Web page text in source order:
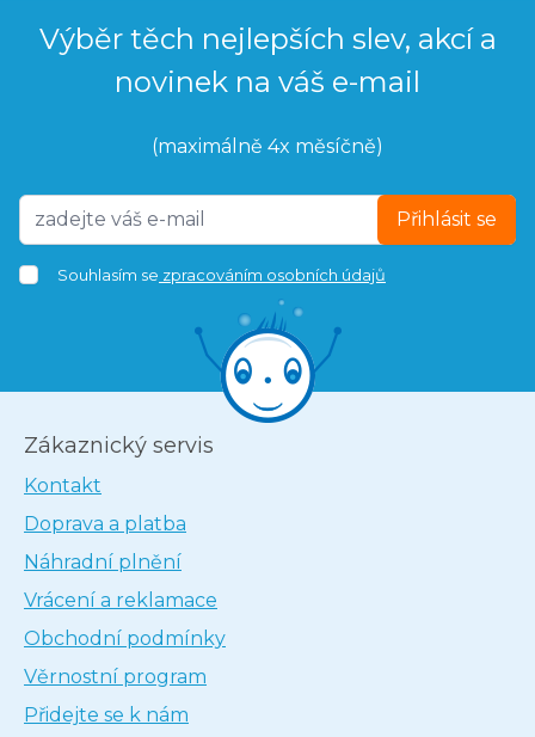
Výběr těch nejlepších slev, akcí a
novinek na váš e-mail
(maximálně 4x měsíčně)
Přihlásit se
Souhlasím se zpracováním osobních údajů
Zákaznický servis
Kontakt
Doprava a platba
Náhradní plnění
Vrácení a reklamace
Obchodní podmínky
Věrnostní program
Přidejte se k nám